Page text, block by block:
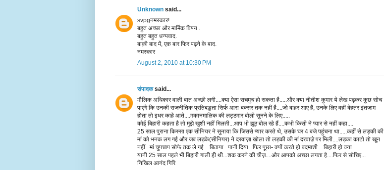
Unknown said...
svpgनमस्कार!
बहुत अच्छा और मार्मिक विषय .
बहुत बहुत धन्यवाद.
बाक़ी बाद में, एक बार फिर पढ़ने के बाद.
नमस्कार
August 2, 2010 at 10:30 PM
संपादकsaid...
मौलिक अधिकार वाली बात अच्छी लगी....क्या ऐसा सचमुच हो सकता है.....और क्या नीतीश कुमार ये लेख पढ़कर कुछ सोच
पाएंगे कि उनकी राजनीतिक प्रतिबद्धता सिर्फ आरा-बक्सर तक नहीं है....जो बाहर आए हैं, उनके लिए वहीं बेहतर इंतज़ाम
होता तो इधर काहे आते....मकानमालिक की लट्ठमार बोली सुनने के लिए.....
कोई बिहारी कहता है तो मुझे खुशी नहीं मिलती...आप भी झूठ बोल रहे हैं....कभी किसी ने प्यार से नहीं कहा....
25 साल पुराना किस्सा एक सीनियर ने सुनाया कि जिससे प्यार करते थे, उसके घर 4 बजे पहुंचना था.....कहीं से लड़की की
मां को भनक लग गई और जब लड़के(सीनियर) ने दरवाज़ा खोला तो लड़की की मां दरवाज़े पर मिली....लड़का काटो तो खून
नहीं...मां चुपचाप सोफे तक ले गई....बिठाया...पानी दिया...फिर पूछा- क्यों करते हो बदमाशी....बिहारी हो क्या...
यानी 25 साल पहले भी बिहारी गाली ही थी...शक करने की चीज़....और आपको अच्छा लगता है....फिर से सोचिए...
निखिल आनंद गिरि